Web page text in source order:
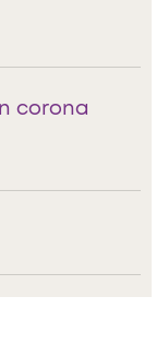
corona